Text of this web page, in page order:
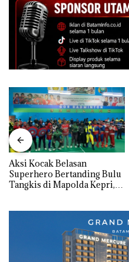
Aksi Kocak Belasan
Superhero Bertanding Bulu
Tangkis di Mapolda Kepri,